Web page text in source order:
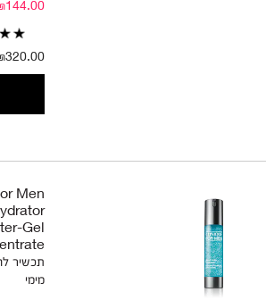
₪320.00 / 100מ"ל/
Men
Gel
תכשיר
מימי